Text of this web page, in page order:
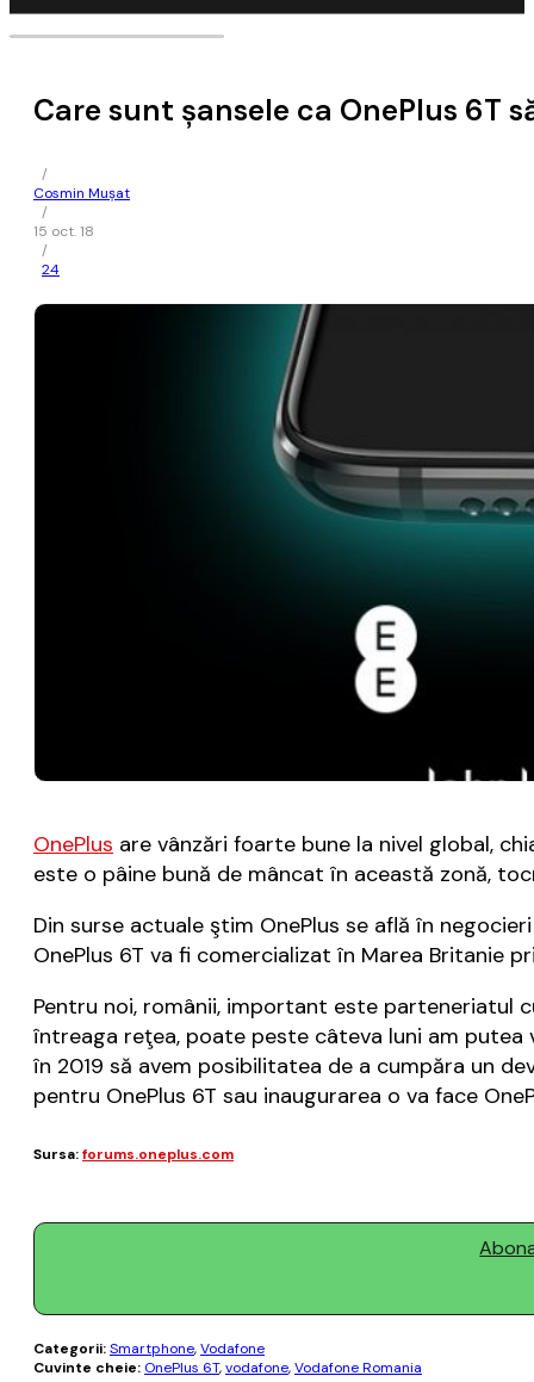
Care sunt şansele ca OnePlus 6T
/
Cosmin Mușat
/
15 oct. 18
/
24
OnePlus are vânzări foarte bune la nivel global,
este o pâine bună de mâncat în această zonă,
Din surse actuale ştim OnePlus se află în
OnePlus 6T va fi comercializat în Marea Britanie
Pentru noi, românii, important este parteneriatul
întreaga reţea, poate peste câteva luni am putea
în 2019 să avem posibilitatea de a cumpăra un
pentru OnePlus 6T sau inaugurarea o va face
Sursa:forums.oneplus.com
Categorii:Smartphone,Vodafone
Cuvinte cheie: OnePlus 6T,vodafone,Vodafone Romania